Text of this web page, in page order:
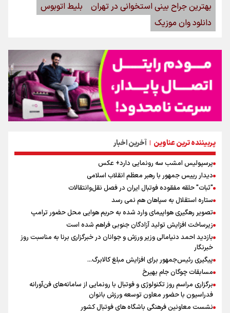
پربیننده ترین عناوین | آخرین اخبار
پرسپولیس امشب سه رونمایی دارد+ عکس
دیدار رییس جمهور با رهبر معظم انقلاب اسلامی
"ثبات" حلقه مفقوده فوتبال ایران در فصل نقل‌وانتقالات
ستاره استقلال به سپاهان هم نمی رسد
تصویر رهگیری هواپیمای وارد شده به حریم هوایی محل حضور ترامپ
زیرساخت افزایش تولید آزادگان جنوبی فراهم شده است
بازدید احمد دنیامالی وزیر ورزش و جوانان در خبرگزاری برنا به مناسبت روز
خبرنگار
پیگیری رئیس‌جمهور برای افزایش مبلغ کالابرگ...
مسابقات چوگان جام بهیرخ
برگزاری مراسم روز تکنولوژی و فوتبال با رونمایی از سامانه‌های فن‌آورانه
فدراسیون با حضور معاون توسعه ورزش بانوان
نشست معاونین فرهنگی باشگاه های فوتبال کشور
بهترین جراح بینی استخوانی در تهران
بلیط اتوبوس
دانلود وان موزیک